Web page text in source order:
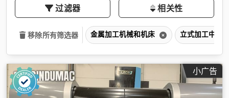
过滤器 相关性
移除所有筛选器 金属加工机械和机床 立式加工中心
小广告